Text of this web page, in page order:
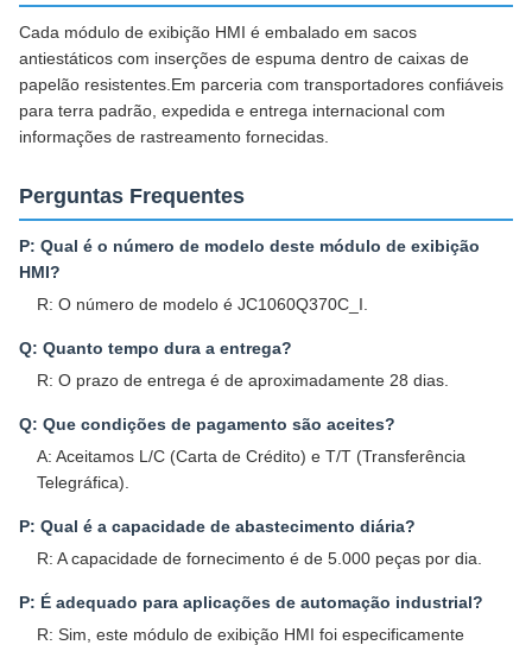
Cada módulo de exibição HMI é embalado em sacos
antiestáticos com inserções de espuma dentro de caixas de
papelão resistentes.Em parceria com transportadores confiáveis
para terra padrão, expedida e entrega internacional com
informações de rastreamento fornecidas.
Perguntas Frequentes
P: Qual é o número de modelo deste módulo de exibição
HMI?
R: O número de modelo é JC1060Q370C_I.
Q: Quanto tempo dura a entrega?
R: O prazo de entrega é de aproximadamente 28 dias.
Q: Que condições de pagamento são aceites?
A: Aceitamos L/C (Carta de Crédito) e T/T (Transferência
Telegráfica).
P: Qual é a capacidade de abastecimento diária?
R: A capacidade de fornecimento é de 5.000 peças por dia.
P: É adequado para aplicações de automação industrial?
R: Sim, este módulo de exibição HMI foi especificamente